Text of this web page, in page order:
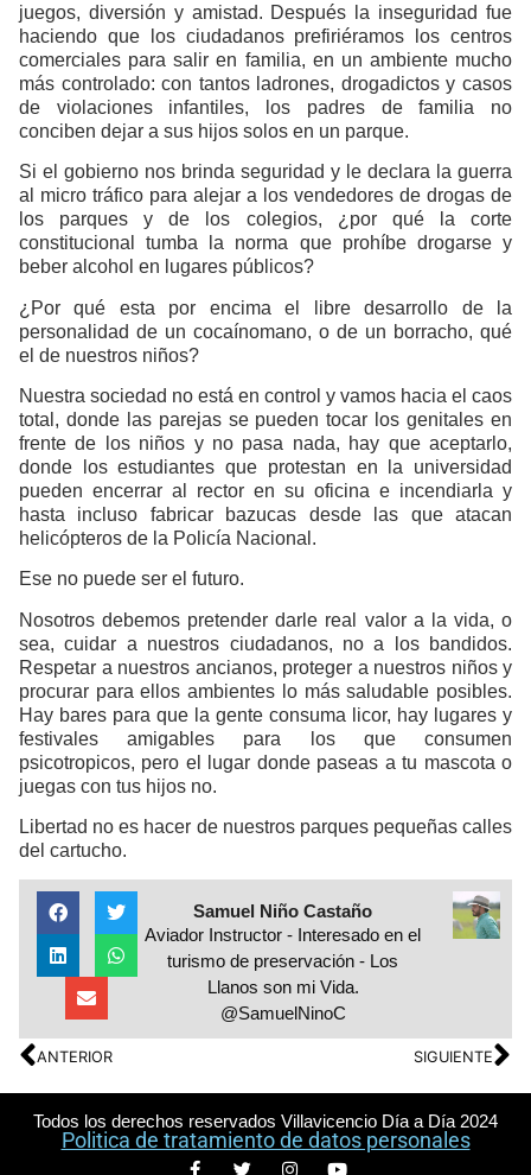
juegos, diversión y amistad. Después la inseguridad fue
haciendo que los ciudadanos prefiriéramos los centros
comerciales para salir en familia, en un ambiente mucho
más controlado: con tantos ladrones, drogadictos y casos
de violaciones infantiles, los padres de familia no
conciben dejar a sus hijos solos en un parque.
Si el gobierno nos brinda seguridad y le declara la guerra
al micro tráfico para alejar a los vendedores de drogas de
los parques y de los colegios, ¿por qué la corte
constitucional tumba la norma que prohíbe drogarse y
beber alcohol en lugares públicos?
¿Por qué esta por encima el libre desarrollo de la
personalidad de un cocaínomano, o de un borracho, qué
el de nuestros niños?
Nuestra sociedad no está en control y vamos hacia el caos
total, donde las parejas se pueden tocar los genitales en
frente de los niños y no pasa nada, hay que aceptarlo,
donde los estudiantes que protestan en la universidad
pueden encerrar al rector en su oficina e incendiarla y
hasta incluso fabricar bazucas desde las que atacan
helicópteros de la Policía Nacional.
Ese no puede ser el futuro.
Nosotros debemos pretender darle real valor a la vida, o
sea, cuidar a nuestros ciudadanos, no a los bandidos.
Respetar a nuestros ancianos, proteger a nuestros niños y
procurar para ellos ambientes lo más saludable posibles.
Hay bares para que la gente consuma licor, hay lugares y
festivales amigables para los que consumen
psicotropicos, pero el lugar donde paseas a tu mascota o
juegas con tus hijos no.
Libertad no es hacer de nuestros parques pequeñas calles
del cartucho.
Samuel Niño Castaño
Aviador Instructor - Interesado en el
turismo de preservación - Los
Llanos son mi Vida.
@SamuelNinoC
ANTERIOR SIGUIENTE
Todos los derechos reservados Villavicencio Día a Día 2024
Politica de tratamiento de datos personales